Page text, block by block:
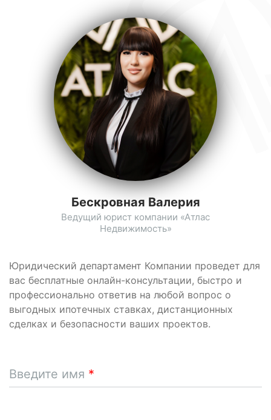
Юридический департамент Компании проведет для
вас бесплатные онлайн-консультации, быстро и
профессионально ответив на любой вопрос о
выгодных ипотечных ставках, дистанционных
сделках и безопасности ваших проектов.
Введите имя
Бескровная Валерия
Ведущий юрист компании «Атлас
Недвижимость»